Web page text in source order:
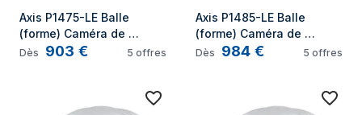
Axis P1475-LE Balle
(forme) Caméra de
sécurité IP Extérieure
Dès 903 € 5 offres
Axis P1485-LE Balle
(forme) Caméra de
sécurité IP Extérieure
Dès 984 € 5 offres